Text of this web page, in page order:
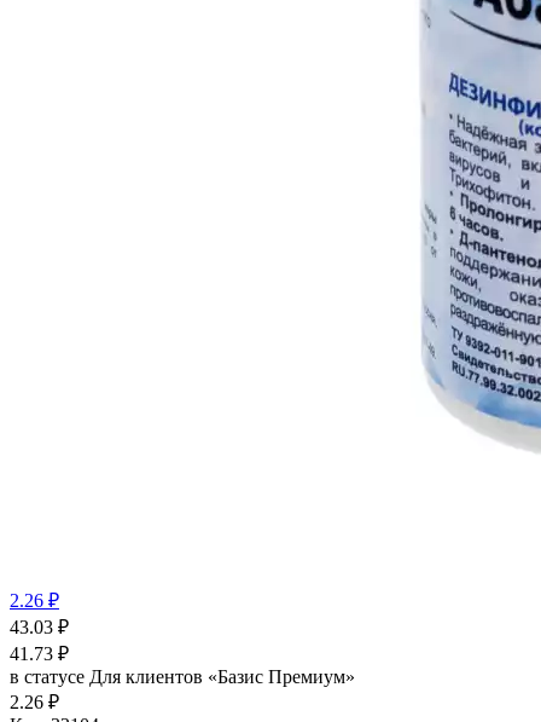
2.26 ₽
43.03 ₽
41.73 ₽
в статусе Для клиентов «Базис Премиум»
2.26 ₽